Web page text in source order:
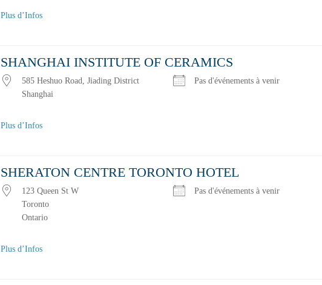
Plus d’Infos
SHANGHAI INSTITUTE OF CERAMICS
585 Heshuo Road, Jiading District
Shanghai
Pas d'événements à venir
Plus d’Infos
SHERATON CENTRE TORONTO HOTEL
123 Queen St W
Toronto
Ontario
Pas d'événements à venir
Plus d’Infos